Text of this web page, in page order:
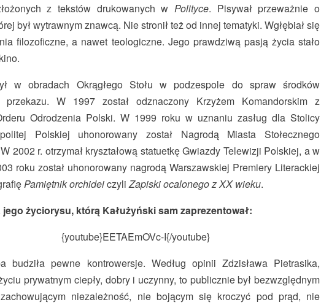
z tekstów drukowanych w Polityce. Pisywał przeważnie o
był wytrawnym znawcą. Nie stronił też od innej tematyki. Wgłębiał się
filozoficzne, a nawet teologiczne. Jego prawdziwą pasją życia stało
w obradach Okrągłego Stołu w podzespole do spraw środków
przekazu. W 1997 został odznaczony Krzyżem Komandorskim z
Odrodzenia Polski. W 1999 roku w uznaniu zasług dla Stolicy
Polskiej uhonorowany został Nagrodą Miasta Stołecznego
2002 r. otrzymał kryształową statuetkę Gwiazdy Telewizji Polskiej, a w
roku został uhonorowany nagrodą Warszawskiej Premiery Literackiej
Pamiętnik orchideiczyliZapiski ocalonego z XX wieku.
jego życiorysu, którą Kałużyński sam zaprezentował:
{youtube}EETAEmOVc-I{/youtube}
budziła pewne kontrowersje. Według opinii Zdzisława Pietrasika,
prywatnym ciepły, dobry i uczynny, to publicznie był bezwzględnym
niezależność, nie bojącym się kroczyć pod prąd, nie